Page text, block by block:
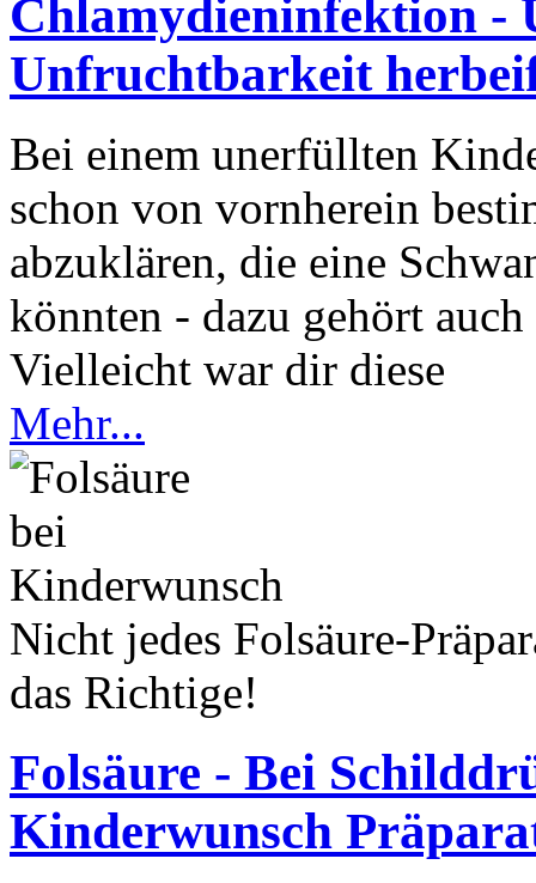
Chlamydieninfektion -
Unfruchtbarkeit
Bei einem unerfüllten
schon von vornherein
abzuklären, die eine
könnten - dazu gehört
Vielleicht war dir diese
Mehr...
Nicht jedes Folsäure-
das Richtige!
Folsäure - Bei
Kinderwunsch